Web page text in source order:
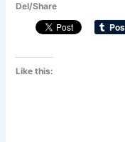
Del/Share
Like this: